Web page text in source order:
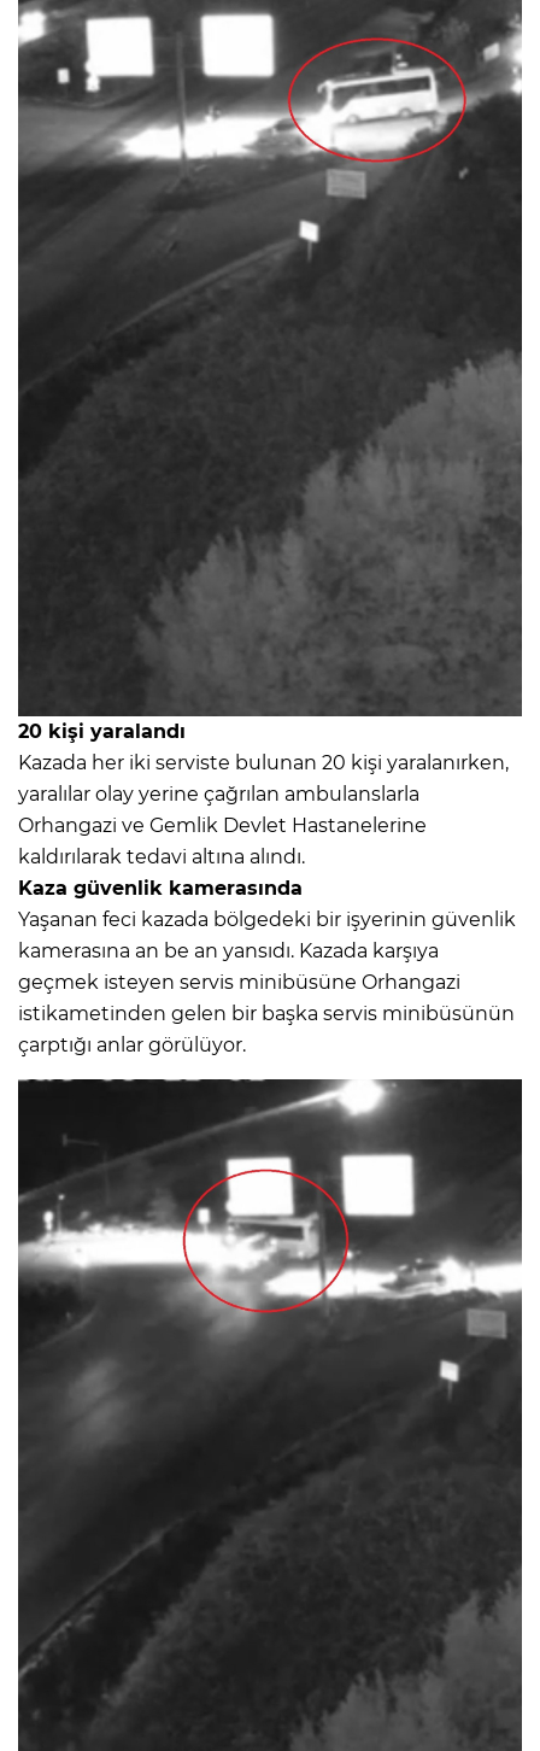
20 kişi yaralandı
Kazada her iki serviste bulunan 20 kişi yaralanırken,
yaralılar olay yerine çağrılan ambulanslarla
Orhangazi ve Gemlik Devlet Hastanelerine
kaldırılarak tedavi altına alındı.
Kaza güvenlik kamerasında
Yaşanan feci kazada bölgedeki bir işyerinin güvenlik
kamerasına an be an yansıdı. Kazada karşıya
geçmek isteyen servis minibüsüne Orhangazi
istikametinden gelen bir başka servis minibüsünün
çarptığı anlar görülüyor.